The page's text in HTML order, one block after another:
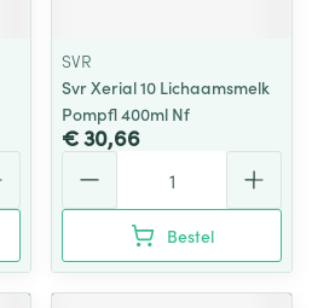
SVR
Svr Xerial 10 Lichaamsmelk
Pompfl 400ml Nf
€ 30,66
Bestel